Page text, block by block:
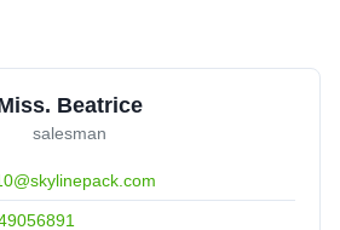
Beatrice
salesman